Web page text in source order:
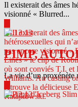
Il existerait des âmes
visionné « Blurred...
04.13.13
PIMP,
La vie d’un proxénète
04.12.13